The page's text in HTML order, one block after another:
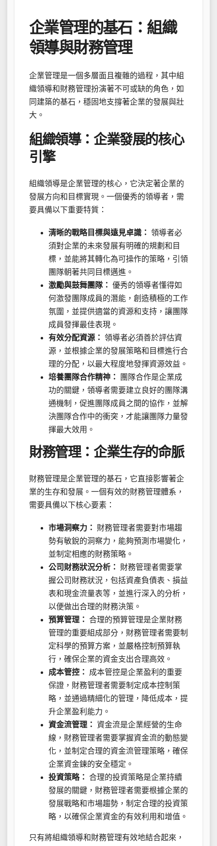
企業管理的基石：組織
領導與財務管理
企業管理是一個多層面且複雜的過程，其中組
織領導和財務管理扮演著不可或缺的角色，如
同建築的基石，穩固地支撐著企業的發展與壯
大。
組織領導：企業發展的核心
引擎
組織領導是企業管理的核心，它決定著企業的
發展方向和目標實現。一個優秀的領導者，需
要具備以下重要特質：
清晰的戰略目標與遠見卓識： 領導者必
須對企業的未來發展有明確的規劃和目
標，並能將其轉化為可操作的策略，引領
團隊朝著共同目標邁進。
激勵與鼓舞團隊： 優秀的領導者懂得如
何激發團隊成員的潛能，創造積極的工作
氛圍，並提供適當的資源和支持，讓團隊
成員發揮最佳表現。
有效分配資源： 領導者必須善於評估資
源，並根據企業的發展策略和目標進行合
理的分配，以最大程度地發揮資源效益。
培養團隊合作精神：
團隊合作是企業成
功的關鍵，領導者需要建立良好的團隊溝
通機制，促進團隊成員之間的協作，並解
決團隊合作中的衝突，才能讓團隊力量發
揮最大效用。
財務管理：企業生存的命脈
財務管理是企業管理的基石，它直接影響著企
業的生存和發展。一個有效的財務管理體系，
需要具備以下核心要素：
市場洞察力：
財務管理者需要對市場趨
勢有敏銳的洞察力，能夠預測市場變化，
並制定相應的財務策略。
公司財務狀況分析：
財務管理者需要掌
握公司財務狀況，包括資產負債表、損益
表和現金流量表等，並進行深入的分析，
以便做出合理的財務決策。
預算管理： 合理的預算管理是企業財務
管理的重要組成部分，財務管理者需要制
定科學的預算方案，並嚴格控制預算執
行，確保企業的資金支出合理高效。
成本管控：
成本管控是企業盈利的重要
保證，財務管理者需要制定成本控制策
略，並通過精細化的管理，降低成本，提
升企業盈利能力。
資金流管理： 資金流是企業經營的生命
線，財務管理者需要掌握資金流的動態變
化，並制定合理的資金流管理策略，確保
企業資金鍊的安全穩定。
投資策略： 合理的投資策略是企業持續
發展的關鍵，財務管理者需要根據企業的
發展戰略和市場趨勢，制定合理的投資策
略，以確保企業資金的有效利用和增值。
只有將組織領導和財務管理有效地結合起來，